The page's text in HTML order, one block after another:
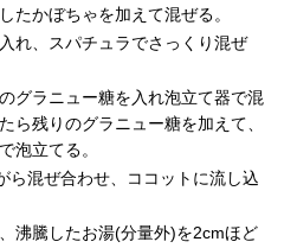
たかぼちゃを加えて混ぜる。
れ、スパチュラでさっくり混ぜ
グラニュー糖を入れ泡立て器で混
ら残りのグラニュー糖を加えて、
泡立てる。
ら混ぜ合わせ、ココットに流し込
沸騰したお湯(分量外)を2cmほど